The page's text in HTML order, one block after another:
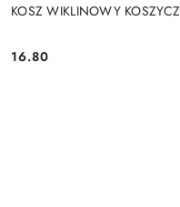
KOSZ WIKLINOWY
Cena:
16.80